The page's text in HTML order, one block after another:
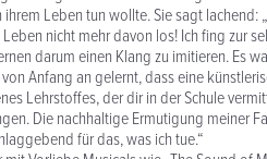
Leben tun wollte. Sie sagt lachend:
nicht mehr davon los! Ich fing zur
darum einen Klang zu imitieren. Es
Anfang an gelernt, dass eine
Lehrstoffes, der dir in der Schule
Die nachhaltige Ermutigung meiner
für das, was ich tue.“